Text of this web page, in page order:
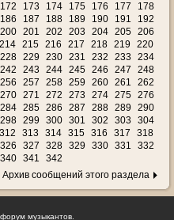
172 173 174 175 176 177
178
186 187 188 189 190 191
192
200 201 202 203 204 205 206
214 215 216 217 218 219
220
228 229 230 231 232 233
234
242 243 244 245 246 247
248
256 257 258 259 260 261
262
270 271 272 273 274 275 276
284 285 286 287 288 289
290
298 299 300 301 302 303
304
312 313 314 315 316 317
318
326 327 328 329 330 331
332
340 341
342
Архив сообщений этого раздела
музыкантов.